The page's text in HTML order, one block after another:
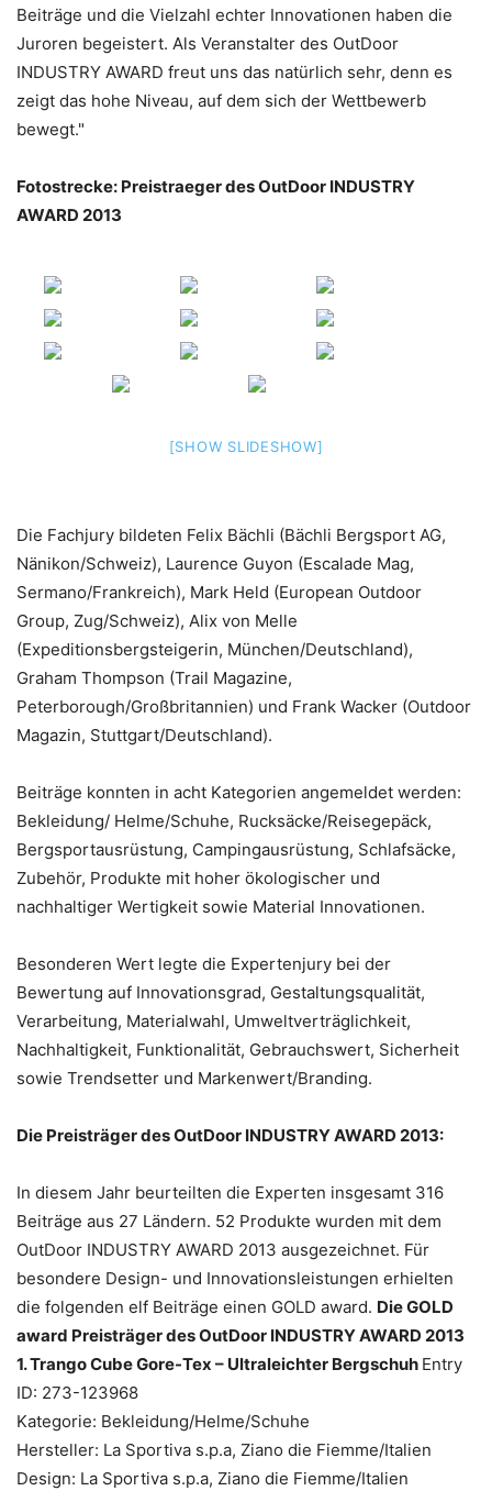
Beiträge und die Vielzahl echter Innovationen haben die
Juroren begeistert. Als Veranstalter des OutDoor
INDUSTRY AWARD freut uns das natürlich sehr, denn es
zeigt das hohe Niveau, auf dem sich der Wettbewerb
bewegt."
Fotostrecke: Preistraeger des OutDoor INDUSTRY
AWARD 2013
[SHOW SLIDESHOW]
Die Fachjury bildeten Felix Bächli (Bächli Bergsport AG,
Nänikon/Schweiz), Laurence Guyon (Escalade Mag,
Sermano/Frankreich), Mark Held (European Outdoor
Group, Zug/Schweiz), Alix von Melle
(Expeditionsbergsteigerin, München/Deutschland),
Graham Thompson (Trail Magazine,
Peterborough/Großbritannien) und Frank Wacker (Outdoor
Magazin, Stuttgart/Deutschland).
Beiträge konnten in acht Kategorien angemeldet werden:
Bekleidung/ Helme/Schuhe, Rucksäcke/Reisegepäck,
Bergsportausrüstung, Campingausrüstung, Schlafsäcke,
Zubehör, Produkte mit hoher ökologischer und
nachhaltiger Wertigkeit sowie Material Innovationen.
Besonderen Wert legte die Expertenjury bei der
Bewertung auf Innovationsgrad, Gestaltungsqualität,
Verarbeitung, Materialwahl, Umweltverträglichkeit,
Nachhaltigkeit, Funktionalität, Gebrauchswert, Sicherheit
sowie Trendsetter und Markenwert/Branding.
Die Preisträger des OutDoor INDUSTRY AWARD 2013:
In diesem Jahr beurteilten die Experten insgesamt 316
Beiträge aus 27 Ländern. 52 Produkte wurden mit dem
OutDoor INDUSTRY AWARD 2013 ausgezeichnet. Für
besondere Design- und Innovationsleistungen erhielten
die folgenden elf Beiträge einen GOLD award. Die GOLD
award Preisträger des OutDoor INDUSTRY AWARD 2013
1. Trango Cube Gore-Tex – Ultraleichter Bergschuh Entry
ID: 273-123968
Kategorie: Bekleidung/Helme/Schuhe
Hersteller: La Sportiva s.p.a, Ziano die Fiemme/Italien
Design: La Sportiva s.p.a, Ziano die Fiemme/Italien